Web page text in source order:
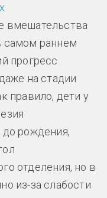
вмешательства
самом раннем
прогресс
на стадии
правило, дети у
до рождения,
отделения, но в
из-за слабости